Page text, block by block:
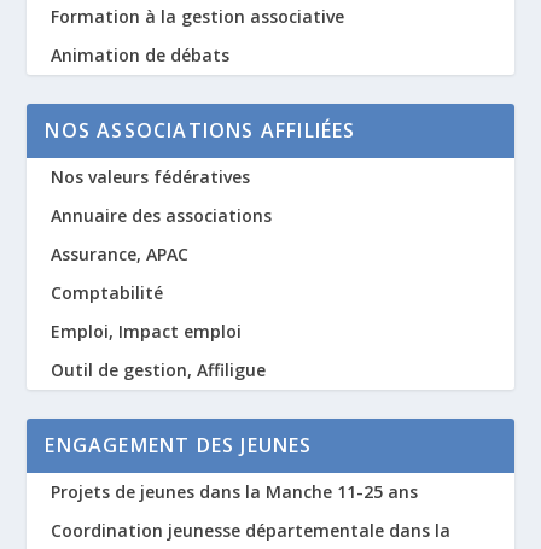
Formation à la gestion associative
Animation de débats
NOS ASSOCIATIONS AFFILIÉES
Nos valeurs fédératives
Annuaire des associations
Assurance, APAC
Comptabilité
Emploi, Impact emploi
Outil de gestion, Affiligue
ENGAGEMENT DES JEUNES
Projets de jeunes dans la Manche 11-25 ans
Coordination jeunesse départementale dans la